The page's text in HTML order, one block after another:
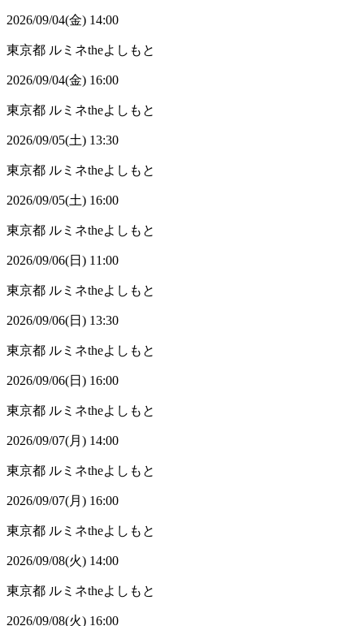
2026/09/04(金) 14:00
東京都 ルミネtheよしもと
2026/09/04(金) 16:00
東京都 ルミネtheよしもと
2026/09/05(土) 13:30
東京都 ルミネtheよしもと
2026/09/05(土) 16:00
東京都 ルミネtheよしもと
2026/09/06(日) 11:00
東京都 ルミネtheよしもと
2026/09/06(日) 13:30
東京都 ルミネtheよしもと
2026/09/06(日) 16:00
東京都 ルミネtheよしもと
2026/09/07(月) 14:00
東京都 ルミネtheよしもと
2026/09/07(月) 16:00
東京都 ルミネtheよしもと
2026/09/08(火) 14:00
東京都 ルミネtheよしもと
2026/09/08(火) 16:00